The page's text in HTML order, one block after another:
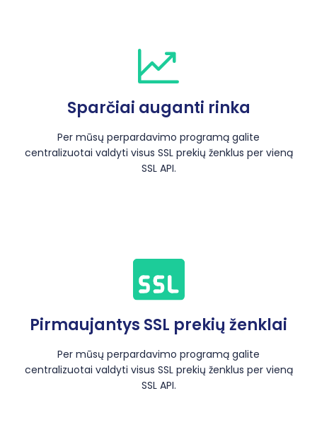
Sparčiai auganti rinka
Per mūsų perpardavimo programą galite
centralizuotai valdyti visus SSL prekių ženklus per vieną
SSL API.
Pirmaujantys SSL prekių ženklai
Per mūsų perpardavimo programą galite
centralizuotai valdyti visus SSL prekių ženklus per vieną
SSL API.